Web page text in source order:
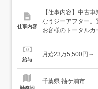
仕事内容
【仕事内容】中古
なうジーアフター
お客様のトータルカ
店受付対応、ショー
ポート!ゼロスター
給与
月給23万5,500円～
勤務地
千葉県 袖ケ浦市